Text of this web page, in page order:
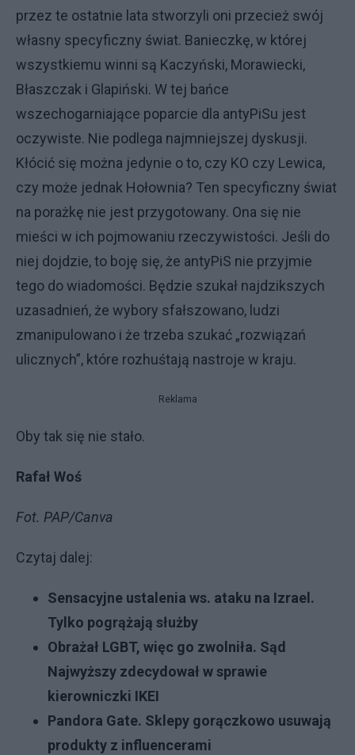
przez te ostatnie lata stworzyli oni przecież swój
własny specyficzny świat. Banieczkę, w której
wszystkiemu winni są Kaczyński, Morawiecki,
Błaszczak i Glapiński. W tej bańce
wszechogarniające poparcie dla antyPiSu jest
oczywiste. Nie podlega najmniejszej dyskusji.
Kłócić się można jedynie o to, czy KO czy Lewica,
czy może jednak Hołownia? Ten specyficzny świat
na porażkę nie jest przygotowany. Ona się nie
mieści w ich pojmowaniu rzeczywistości. Jeśli do
niej dojdzie, to boję się, że antyPiS nie przyjmie
tego do wiadomości. Będzie szukał najdzikszych
uzasadnień, że wybory sfałszowano, ludzi
zmanipulowano i że trzeba szukać „rozwiązań
ulicznych”, które rozhuśtają nastroje w kraju.
Reklama
Oby tak się nie stało.
Rafał Woś
Fot. PAP/Canva
Czytaj dalej:
Sensacyjne ustalenia ws. ataku na Izrael.
Tylko pogrążają służby
Obrażał LGBT, więc go zwolniła. Sąd
Najwyższy zdecydował w sprawie
kierowniczki IKEI
Pandora Gate. Sklepy gorączkowo usuwają
produkty z influencerami